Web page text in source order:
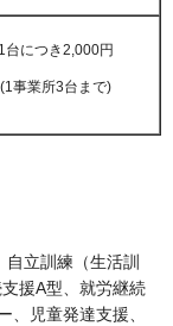
1台につき2,000円
(1事業所3台まで)
立訓練（生活訓
援A型、就労継続
、児童発達支援、